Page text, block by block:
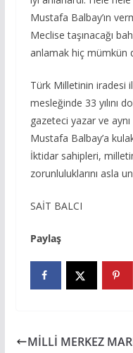
Mustafa Balbay’ın
Meclise taşınacağı
anlamak hiç mümkün
Türk Milletinin iradesi
mesleğinde 33 yılını
gazeteci yazar ve
Mustafa Balbay’a
İktidar sahipleri,
zorunluluklarını asla
SAİT BALCI
Paylaş
MİLLİ MERKEZ